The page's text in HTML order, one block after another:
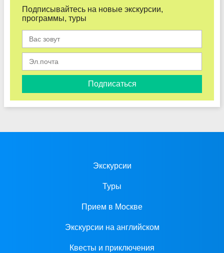
Подписывайтесь на новые экскурсии,
программы, туры
Подписаться
Экскурсии
Туры
Прием в Москве
Экскурсии на английском
Квесты и приключения